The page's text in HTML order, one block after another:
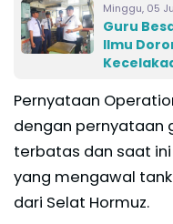
Minggu, 05
Guru
Ilmu
Pernyataan
dengan pernyataan
terbatas dan saat
yang mengawal
dari Selat Hormuz.